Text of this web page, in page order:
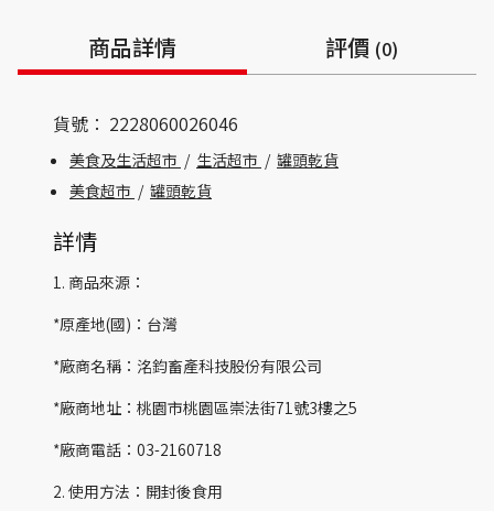
商品詳情 評價 (0)
貨號： 2228060026046
美食及生活超市 / 生活超市 / 罐頭乾貨
美食超市 / 罐頭乾貨
詳情
1. 商品來源：
*原產地(國)：台灣
*廠商名稱：洺鈞畜產科技股份有限公司
*廠商地址：桃園市桃園區崇法街71號3樓之5
*廠商電話：03-2160718
2. 使用方法：開封後食用